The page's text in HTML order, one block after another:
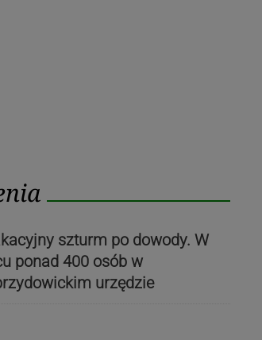
szturm po dowody. W
ponad 400 osób w
urzędzie